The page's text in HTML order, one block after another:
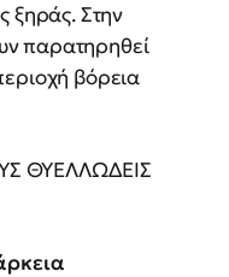
ξηράς. Στην
παρατηρηθεί
βόρεια
ΘΥΕΛΛΩΔΕΙΣ